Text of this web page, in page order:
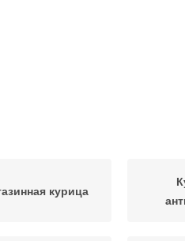
курица